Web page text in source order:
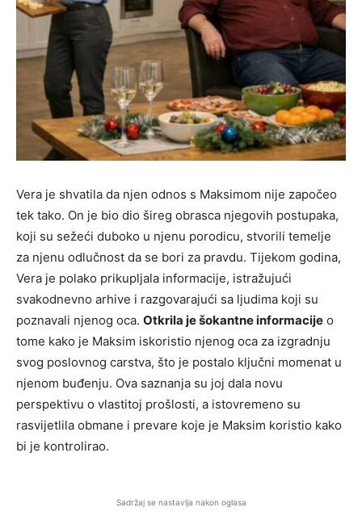
Vera je shvatila da njen odnos s Maksimom nije započeo
tek tako. On je bio dio šireg obrasca njegovih postupaka,
koji su sežeći duboko u njenu porodicu, stvorili temelje
za njenu odlučnost da se bori za pravdu. Tijekom godina,
Vera je polako prikupljala informacije, istražujući
svakodnevno arhive i razgovarajući sa ljudima koji su
poznavali njenog oca. Otkrila je šokantne informacije o
tome kako je Maksim iskoristio njenog oca za izgradnju
svog poslovnog carstva, što je postalo ključni momenat u
njenom buđenju. Ova saznanja su joj dala novu
perspektivu o vlastitoj prošlosti, a istovremeno su
rasvijetlila obmane i prevare koje je Maksim koristio kako
bi je kontrolirao.
Sadržaj se nastavlja nakon oglasa